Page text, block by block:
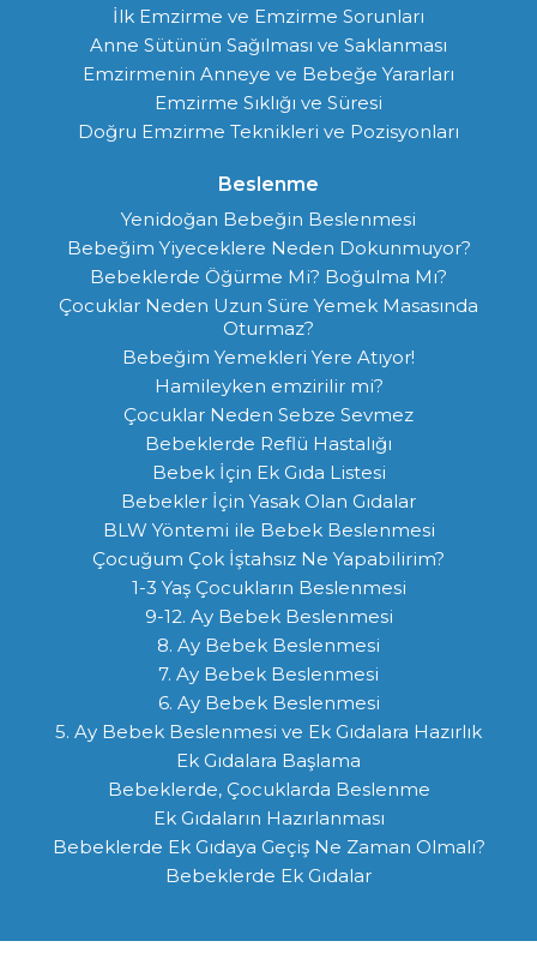
İlk Emzirme ve Emzirme Sorunları
Anne Sütünün Sağılması ve Saklanması
Emzirmenin Anneye ve Bebeğe Yararları
Emzirme Sıklığı ve Süresi
Doğru Emzirme Teknikleri ve Pozisyonları
Beslenme
Yenidoğan Bebeğin Beslenmesi
Bebeğim Yiyeceklere Neden Dokunmuyor?
Bebeklerde Öğürme Mi? Boğulma Mı?
Çocuklar Neden Uzun Süre Yemek Masasında
Oturmaz?
Bebeğim Yemekleri Yere Atıyor!
Hamileyken emzirilir mi?
Çocuklar Neden Sebze Sevmez
Bebeklerde Reflü Hastalığı
Bebek İçin Ek Gıda Listesi
Bebekler İçin Yasak Olan Gıdalar
BLW Yöntemi ile Bebek Beslenmesi
Çocuğum Çok İştahsız Ne Yapabilirim?
1-3 Yaş Çocukların Beslenmesi
9-12. Ay Bebek Beslenmesi
8. Ay Bebek Beslenmesi
7. Ay Bebek Beslenmesi
6. Ay Bebek Beslenmesi
5. Ay Bebek Beslenmesi ve Ek Gıdalara Hazırlık
Ek Gıdalara Başlama
Bebeklerde, Çocuklarda Beslenme
Ek Gıdaların Hazırlanması
Bebeklerde Ek Gıdaya Geçiş Ne Zaman Olmalı?
Bebeklerde Ek Gıdalar